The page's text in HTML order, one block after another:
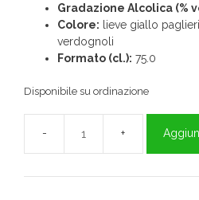
Gradazione Alcolica (%
Colore: lieve giallo
verdognoli
Formato (cl.): 75.0
Disponibile su ordinazione
Accussì
Vino
Spumante